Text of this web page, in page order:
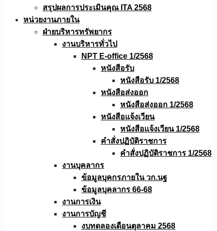
สรุปผลการประเมินคุณ ITA 2568
หน่วยงานภายใน
ฝ่ายบริหารทรัพยากร
งานบริหารทั่วไป
NPT E-office 1/2568
หนังสือรับ
หนังสือรับ 1/2568
หนังสือส่งออก
หนังสือส่งออก 1/2568
หนังสือแจ้งเวียน
หนังสือเเจ้งเวียน 1/2568
คำสั่งปฏิบัติราชการ
คำสั่งปฏิบัติราชการ 1/2568
งานบุคลากร
ข้อมูลบุคกรภายใน วก.นฐ
ข้อมูลบุคลากร 66-68
งานการเงิน
งานการบัญชี
งบทดลองเดือนตุลาคม 2568